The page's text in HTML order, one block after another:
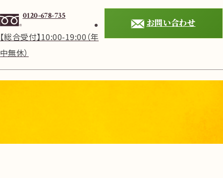
0120-678-735
【総合受付】10:00-19:00（年
中無休）
お問い合わせ